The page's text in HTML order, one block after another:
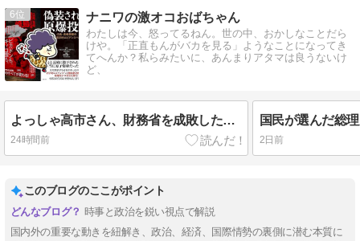
6 ナニワの激オコおばちゃん
わたしは今、怒ってるねん。世の中、おかしなことだら
けや。「正直もんがバカを見る」ようなことになってき
てへんか？私らみたいに、あんまりアタマは良うないけ
ど、
よっしゃ高市さん、財務省を成敗したったで。ところで原爆は原爆ではなかったって、ホンマかいや。
24時間前 2日前
このブログのここがポイント
時事と政治を鋭い視点で解説
国内外の重要な動きを紐解き、政治、経済、国際情勢の裏側に潜む本質に